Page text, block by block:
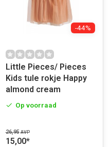
-44%
Little Pieces/ Pieces
Kids tule rokje Happy
almond cream
Op voorraad
26,95 AVP
15,00*